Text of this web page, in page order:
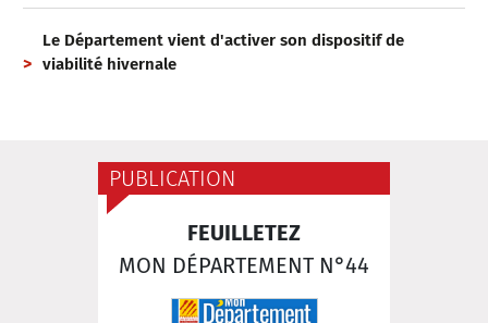
Le Département vient d'activer son dispositif de
viabilité hivernale
PUBLICATION
FEUILLETEZ
MON DÉPARTEMENT N°44